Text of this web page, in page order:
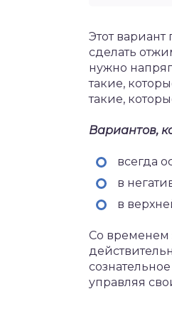
Этот вариант
сделать
нужно
такие,
такие,
Вариантов,
всегда
в
в
Со временем
управляя